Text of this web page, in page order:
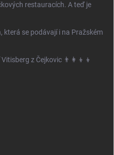
restauracích. A teď je
která se podávají i na Pražském
z Čejkovic 👨‍👩‍👦‍👦